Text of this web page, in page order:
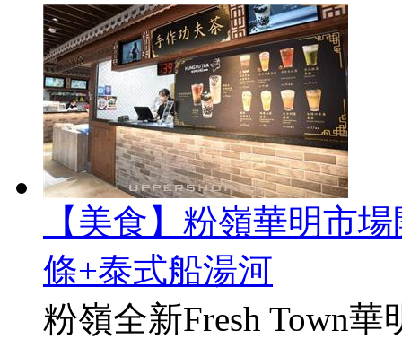
【美食】粉嶺華明市
條+泰式船湯河
粉嶺全新Fresh Town